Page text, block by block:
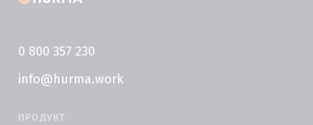
0 800 357 230
info@hurma.work
ПРОДУКТ